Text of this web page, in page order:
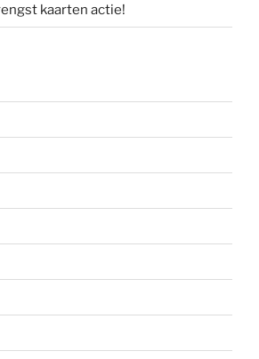
kaarten actie!